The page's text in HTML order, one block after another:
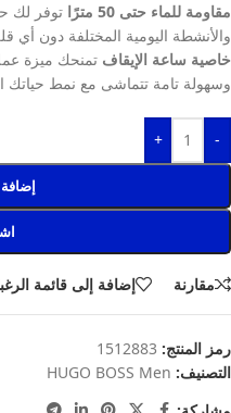
مقاومة للماء حتى 50 مترًا
توفر لك
والأنشطة اليومية المختلفة دون أي
خاصية ساعة الإيقاف تمنحك ميزة
وسهولة تامة تتماشى مع نمط حياتك
-
+
مقارنة إضافة إلى قائمة
رمز المنتج: 1512883
التصنيف: HUGO BOSS Men